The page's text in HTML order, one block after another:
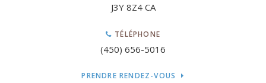
J3Y 8Z4 CA
TÉLÉPHONE
(450) 656-5016
PRENDRE RENDEZ-VOUS